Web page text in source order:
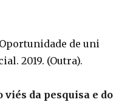
de uni
2019. (Outra).
viés da pesquisa e do